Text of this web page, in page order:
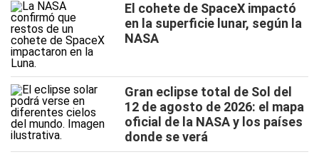
El cohete de SpaceX impactó
en la superficie lunar, según la
NASA
Gran eclipse total de Sol del
12 de agosto de 2026: el mapa
oficial de la NASA y los países
donde se verá